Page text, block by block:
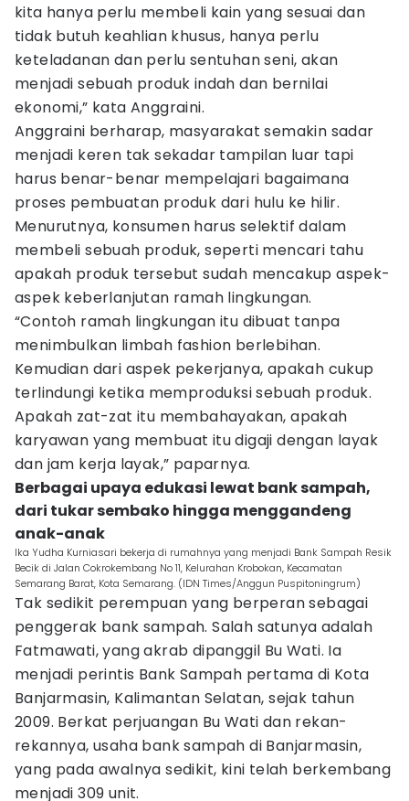
kita hanya perlu membeli kain yang sesuai dan
tidak butuh keahlian khusus, hanya perlu
keteladanan dan perlu sentuhan seni, akan
menjadi sebuah produk indah dan bernilai
ekonomi,” kata Anggraini.
Anggraini berharap, masyarakat semakin sadar
menjadi keren tak sekadar tampilan luar tapi
harus benar-benar mempelajari bagaimana
proses pembuatan produk dari hulu ke hilir.
Menurutnya, konsumen harus selektif dalam
membeli sebuah produk, seperti mencari tahu
apakah produk tersebut sudah mencakup aspek-
aspek keberlanjutan ramah lingkungan.
“Contoh ramah lingkungan itu dibuat tanpa
menimbulkan limbah fashion berlebihan.
Kemudian dari aspek pekerjanya, apakah cukup
terlindungi ketika memproduksi sebuah produk.
Apakah zat-zat itu membahayakan, apakah
karyawan yang membuat itu digaji dengan layak
dan jam kerja layak,” paparnya.
Berbagai upaya edukasi lewat bank sampah,
dari tukar sembako hingga menggandeng
anak-anak
Ika Yudha Kurniasari bekerja di rumahnya yang menjadi Bank Sampah Resik
Becik di Jalan Cokrokembang No 11, Kelurahan Krobokan, Kecamatan
Semarang Barat, Kota Semarang. (IDN Times/Anggun Puspitoningrum)
Tak sedikit perempuan yang berperan sebagai
penggerak bank sampah. Salah satunya adalah
Fatmawati, yang akrab dipanggil Bu Wati. Ia
menjadi perintis Bank Sampah pertama di Kota
Banjarmasin, Kalimantan Selatan, sejak tahun
2009. Berkat perjuangan Bu Wati dan rekan-
rekannya, usaha bank sampah di Banjarmasin,
yang pada awalnya sedikit, kini telah berkembang
menjadi 309 unit.